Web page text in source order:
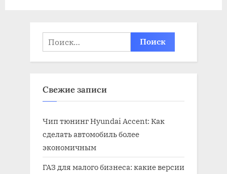
Найти:
Свежие записи
Чип тюнинг Hyundai Accent: Как
сделать автомобиль более
экономичным
ГАЗ для малого бизнеса: какие версии